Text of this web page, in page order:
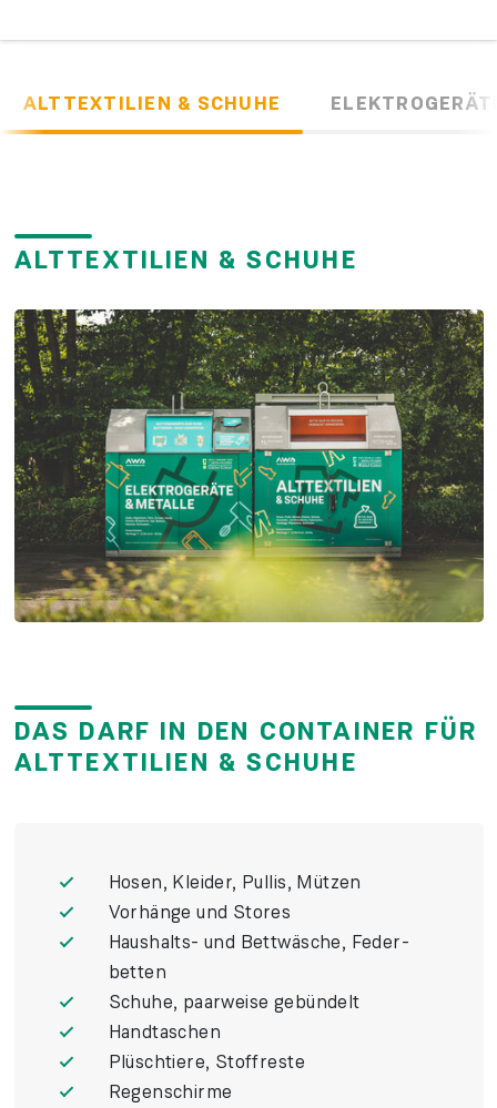
ALTTEXTILIEN & SCHUHE
ALTTEXTILIEN & SCHUHE
DAS DARF IN DEN CONTAINER FÜR
ALTTEXTILIEN & SCHUHE
Hosen, Kleider, Pullis, Mützen
Vor­hänge und Stores
Haus­halts- und Bett­wäsche, Feder­
betten
Schuhe, paar­weise gebündelt
Hand­taschen
Plüsch­tiere, Stoff­reste
Regen­schirme